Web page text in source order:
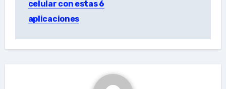
celular con estas 6
aplicaciones